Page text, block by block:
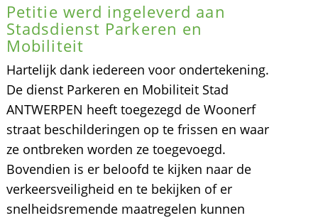
Petitie werd ingeleverd aan
Stadsdienst Parkeren en
Mobiliteit
Hartelijk dank iedereen voor ondertekening.
De dienst Parkeren en Mobiliteit Stad
ANTWERPEN heeft toegezegd de Woonerf
straat beschilderingen op te frissen en waar
ze ontbreken worden ze toegevoegd.
Bovendien is er beloofd te kijken naar de
verkeersveiligheid en te bekijken of er
snelheidsremende maatregelen kunnen